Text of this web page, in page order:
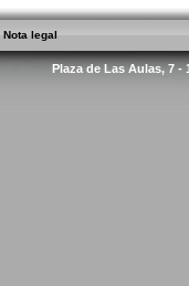
Nota legal
Plaza de Las Aulas, 7 -